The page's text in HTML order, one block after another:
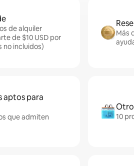
de alquiler
de $10 USD por
no incluidos)
Más
aptos para
que admiten
10